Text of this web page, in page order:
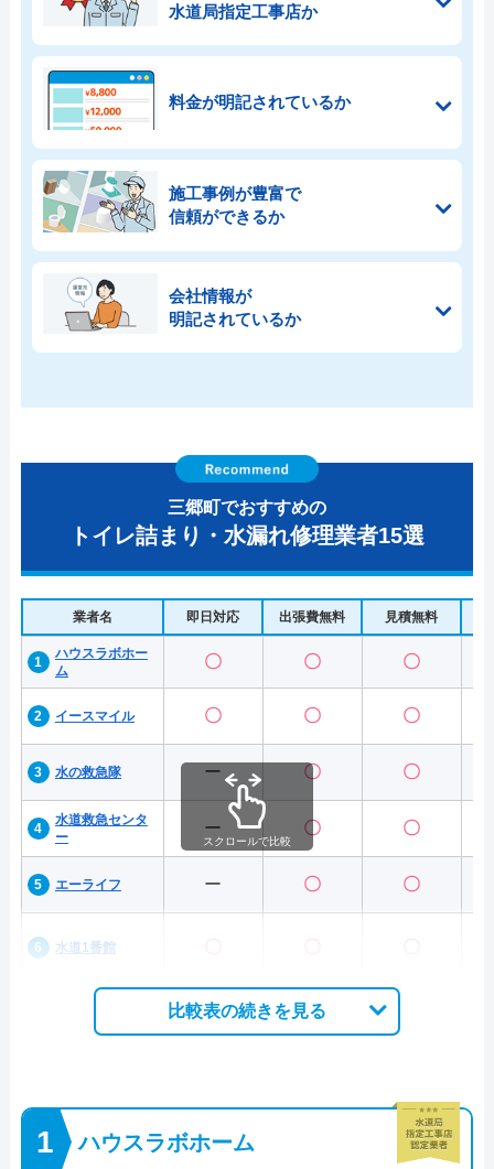
水道局指定工事店か
料金が明記されているか
施工事例が豊富で
信頼ができるか
会社情報が
明記されているか
三郷町でおすすめの
トイレ詰まり・水漏れ修理業者15選
業者名 即日対応 出張費無料 見積無料
ハウスラボホー
ム
〇 〇 〇
イースマイル 〇 〇 〇
水の救急隊 ー 〇 〇
水道救急センタ
ー
ー 〇 〇
エーライフ ー 〇 〇
水道1番館 〇 〇 〇
スクロールで比較
比較表の続きを見る
ハウスラボホーム